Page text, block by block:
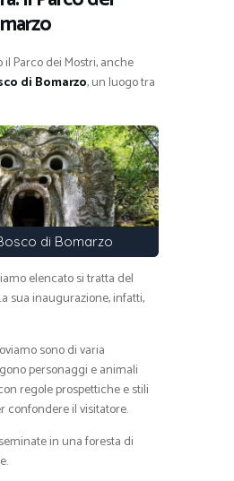
il Parco dei Mostri, anche
di Bomarzo, un luogo tra
di Bomarzo
elencato si tratta del
sua inaugurazione, infatti,
sono di varia
personaggi e animali
regole prospettiche e stili
confondere il visitatore.
in una foresta di